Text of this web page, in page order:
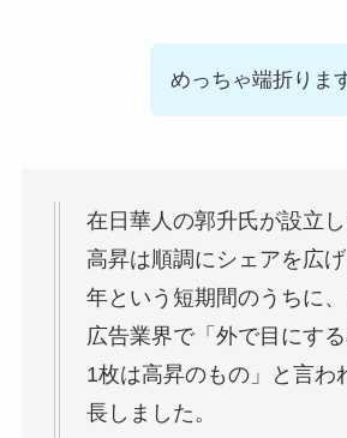
めっちゃ端折りま
在日華人の郭升氏が設立
高昇は順調にシェアを広
年という短期間のうちに
広告業界で「外で目にす
1枚は高昇のもの」と言わ
長しました。